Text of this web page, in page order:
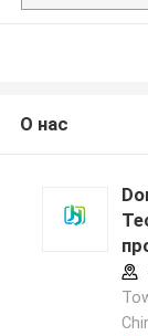
О нас